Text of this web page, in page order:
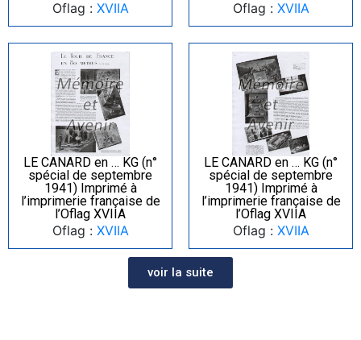
Oflag : XVIIA Oflag : XVIIA
LE CANARD en … KG (n°
spécial de septembre
1941) Imprimé à
l’imprimerie française de
l’Oflag XVIIA
Oflag : XVIIA
LE CANARD en … KG (n°
spécial de septembre
1941) Imprimé à
l’imprimerie française de
l’Oflag XVIIA
Oflag : XVIIA
voir la suite